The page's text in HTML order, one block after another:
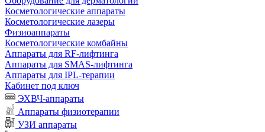
Косметологические аппараты
Косметологические лазеры
Физиоаппараты
Косметологические комбайны
Аппараты для RF-лифтинга
Аппараты для SMAS-лифтинга
Аппараты для IPL-терапии
Кабинет под ключ
ЭХВЧ-аппараты
Аппараты физиотерапии
УЗИ аппараты